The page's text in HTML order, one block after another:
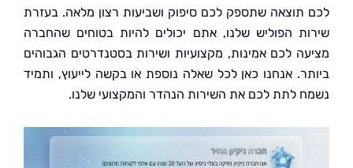
שתספק לכם סיפוק ושביעות רצון מלאה. בעזרת
הפוליש שלנו, אתם יכולים להיות בטוחים שהחברה
לכם אמינות, מקצועיות ושירות בסטנדרטים הגבוהים
אנחנו כאן לכל שאלה נוספת או בקשה לייעוץ, ותמיד
לתת לכם את השירות הנהדר והמקצועי שלנו.